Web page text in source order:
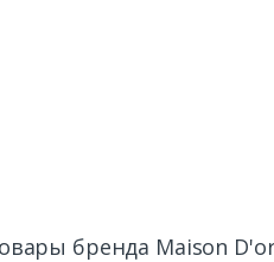
бренда Maison